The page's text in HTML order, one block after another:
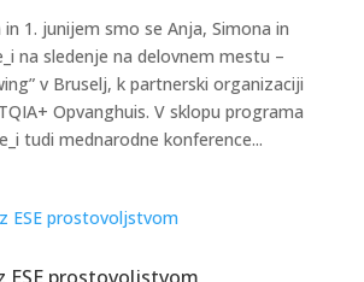
1. junijem smo se Anja, Simona in
na sledenje na delovnem mestu –
v Bruselj, k partnerski organizaciji
Opvanghuis. V sklopu programa
tudi mednarodne konference...